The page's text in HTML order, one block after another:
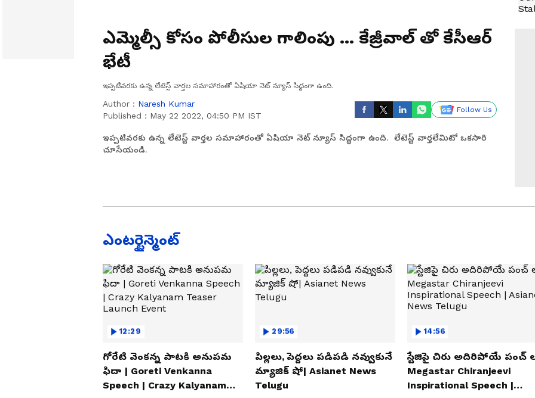
ఎమ్మెల్సీ కోసం పోలీసుల గాలింపు ... కేజ్రీవాల్ తో కేసీఆర్
భేటీ
ఇప్పటివరకు ఉన్న లేటెస్ట్ వార్తల సమాహారంతో ఏషియా నెట్ న్యూస్ సిద్ధంగా ఉంది.
Author : Naresh Kumar
Published : May 22 2022, 04:50 PM IST
Follow Us
ఇప్పటివరకు ఉన్న లేటెస్ట్ వార్తల సమాహారంతో ఏషియా నెట్ న్యూస్ సిద్ధంగా ఉంది. లేటెస్ట్ వార్తలేమిటో ఒకసారి
చూసేయండి.
ఎంటర్టైన్మెంట్
12:29
గోరేటి వెంకన్న పాటకి అనుపమ
ఫిదా | Goreti Venkanna
Speech | Crazy Kalyanam
29:56
పిల్లలు, పెద్దలు పడిపడి నవ్వుకునే
మ్యాజిక్ షో| Asianet News
Telugu
14:56
స్టేజిపై చిరు అదిరిపోయే పంచ్
Megastar Chiranjeevi
Inspirational Speech |